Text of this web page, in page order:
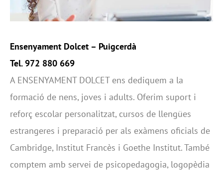
Ensenyament Dolcet – Puigcerdà
Tel. 972 880 669
A ENSENYAMENT DOLCET ens dediquem a la
formació de nens, joves i adults. Oferim suport i
reforç escolar personalitzat, cursos de llengües
estrangeres i preparació per als exàmens oficials de
Cambridge, Institut Francès i Goethe Institut. També
comptem amb servei de psicopedagogia, logopèdia